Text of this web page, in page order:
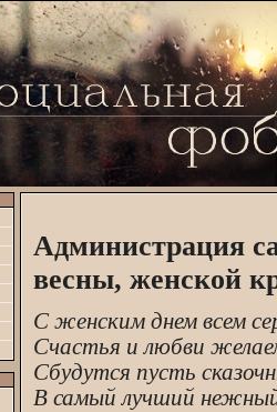
Администрация
весны, женской
С женским днем всем
Счастья и любви
Сбудутся пусть
В самый лучший